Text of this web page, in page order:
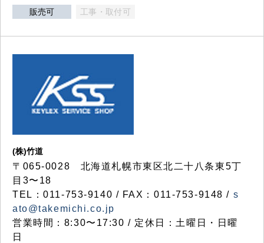
販売可 工事・取付可
(株)竹道
〒065-0028 北海道札幌市東区北二十八条東5丁
目3〜18
TEL：011-753-9140 / FAX：011-753-9148 / s
ato@takemichi.co.jp
営業時間：8:30〜17:30 / 定休日：土曜日・日曜
日